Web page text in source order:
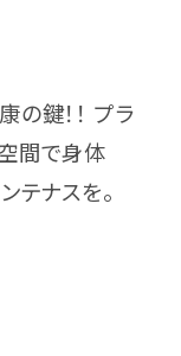
の鍵！！ プラ
間で身体
テナスを。